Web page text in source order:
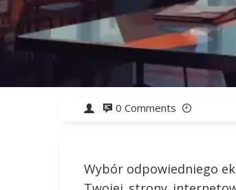
0 Comments
Wybór odpowiedniego